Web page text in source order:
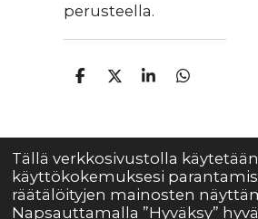
Tällä verkkosivustolla
käyttökokemuksesi
räätälöityjen mainosten
Napsauttamalla ”Hyväksy”
perusteella.
J
J
J
J